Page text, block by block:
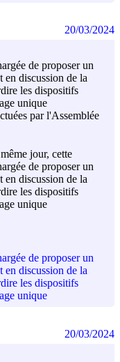
de proposer un
en discussion de la
les dispositifs
unique
par l'Assemblée
jour, cette
de proposer un
en discussion de la
les dispositifs
unique
de proposer un
en discussion de la
les dispositifs
unique
20/03/2024
20/03/2024